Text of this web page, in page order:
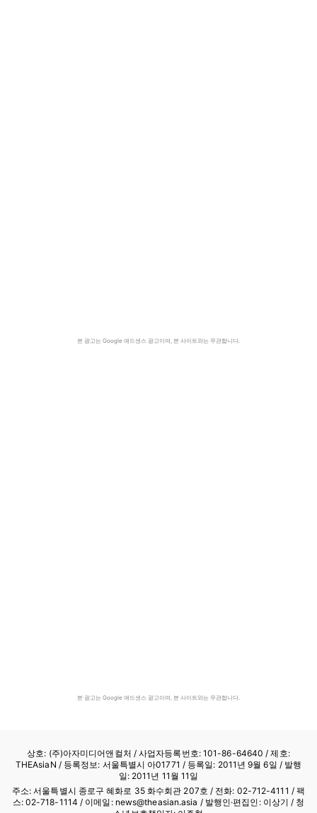
본 광고는 Google 애드센스 광고이며, 본 사이트와는 무관합니다.
본 광고는 Google 애드센스 광고이며, 본 사이트와는 무관합니다.
상호: (주)아자미디어앤컬처 /사업자등록번호: 101-86-64640 / 제호:
THEAsiaN / 등록정보: 서울특별시 아01771 / 등록일: 2011년 9월 6일 / 발행
일: 2011년 11월 11일
주소: 서울특별시 종로구 혜화로 35 화수회관 207호 / 전화: 02-712-4111 / 팩
스: 02-718-1114 / 이메일: news@theasian.asia / 발행인·편집인: 이상기 / 청